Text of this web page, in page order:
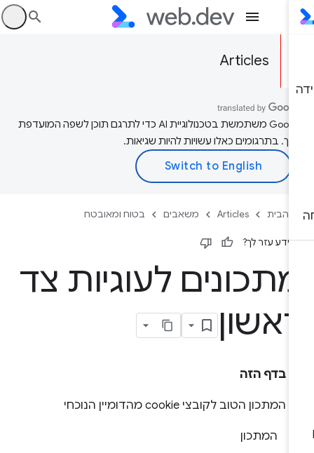
Articles
‫Google משתמשת בטכנולוגיית AI כדי לתרגם תוכן לשפה המועדפת
בתרגומים כאלו עשויות להיות שגיאות.
הבית Articles משאבים בטוח ומאובטח
עזר לך?
לעוגיות צד
בדף הזה
המתכון הטוב לקובצי cookie מהדומיין הנוכחי
המתכון